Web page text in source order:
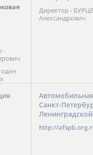
в
спортсменов на
международных
-
Директор -
Александрович
Санкт-
http://